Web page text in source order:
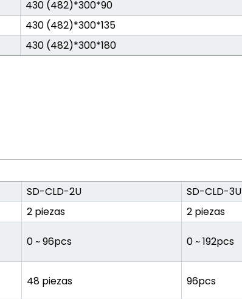
430 (482)*300*90
430 (482)*300*135
430 (482)*300*180
SD-CLD-2U SD-CLD-3U
2 piezas 2 piezas
0 ~ 96pcs 0 ~ 192pcs
48 piezas 96pcs